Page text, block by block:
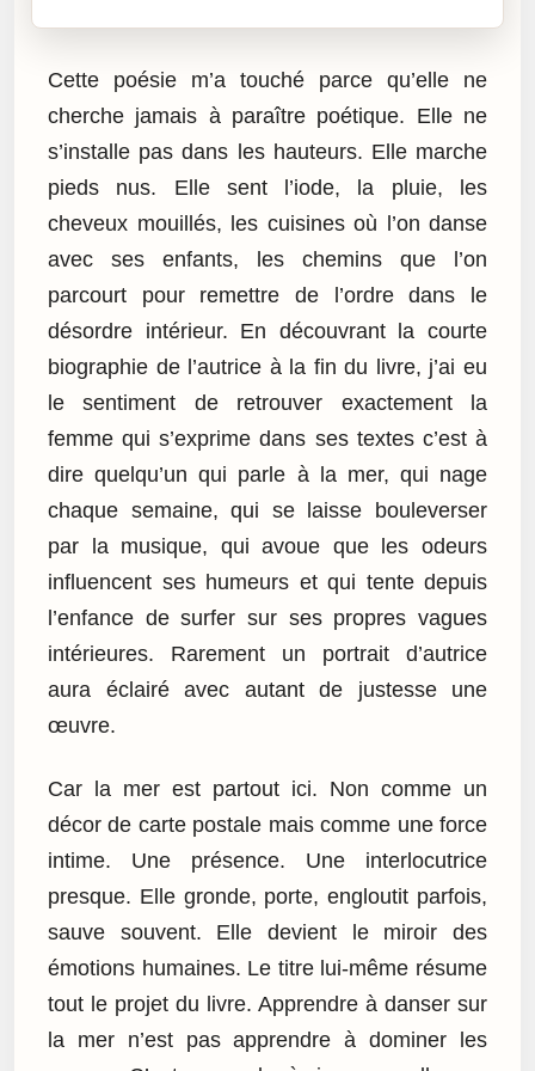
Cette poésie m’a touché parce qu’elle ne
cherche jamais à paraître poétique. Elle ne
s’installe pas dans les hauteurs. Elle marche
pieds nus. Elle sent l’iode, la pluie, les
cheveux mouillés, les cuisines où l’on danse
avec ses enfants, les chemins que l’on
parcourt pour remettre de l’ordre dans le
désordre intérieur. En découvrant la courte
biographie de l’autrice à la fin du livre, j’ai eu
le sentiment de retrouver exactement la
femme qui s’exprime dans ses textes c’est à
dire quelqu’un qui parle à la mer, qui nage
chaque semaine, qui se laisse bouleverser
par la musique, qui avoue que les odeurs
influencent ses humeurs et qui tente depuis
l’enfance de surfer sur ses propres vagues
intérieures. Rarement un portrait d’autrice
aura éclairé avec autant de justesse une
œuvre.
Car la mer est partout ici. Non comme un
décor de carte postale mais comme une force
intime. Une présence. Une interlocutrice
presque. Elle gronde, porte, engloutit parfois,
sauve souvent. Elle devient le miroir des
émotions humaines. Le titre lui-même résume
tout le projet du livre. Apprendre à danser sur
la mer n’est pas apprendre à dominer les